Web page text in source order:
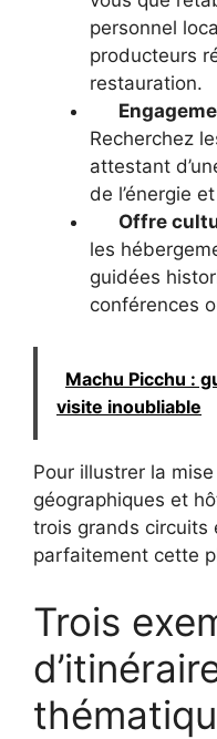
personnel
producteurs
restauration.
Recherchez
attestant
de l’énergie
Offre
les
guidées
conférences
Machu Picchu :
visite inoubliable
Pour illustrer la
géographiques et
trois grands circuits
parfaitement cette
Trois